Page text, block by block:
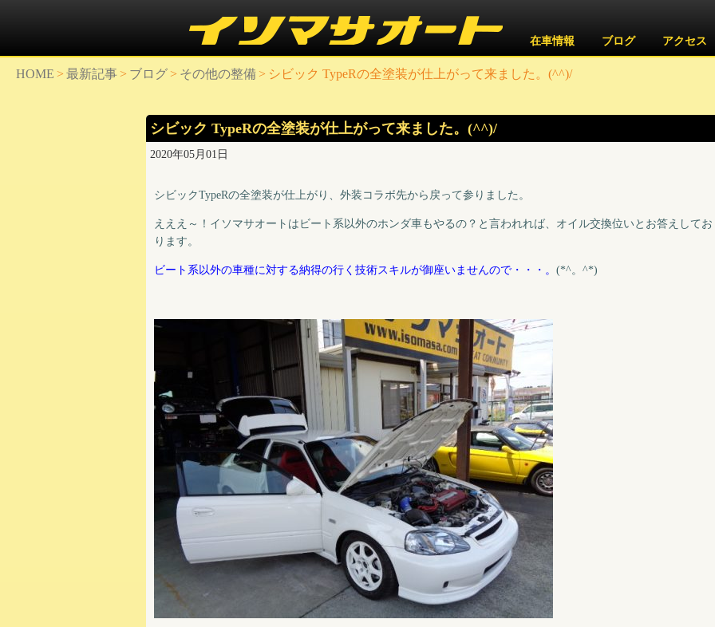
在車情報 ブログ アクセス
HOME > 最新記事 > ブログ > その他の整備 > シビック TypeRの全塗装が仕上がって来ました。(^^)/
シビック TypeRの全塗装が仕上がって来ました。(^^)/
2020年05月01日
シビックTypeRの全塗装が仕上がり、外装コラボ先から戻って参りました。
えええ～！イソマサオートはビート系以外のホンダ車もやるの？と言われれば、オイル交換位いとお答えしてお
ります。
ビート系以外の車種に対する納得の行く技術スキルが御座いませんので・・・。 (*^。^*)